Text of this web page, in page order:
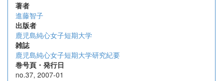
著者
進藤智子
出版者
鹿児島純心女子短期大学
雑誌
鹿児島純心女子短期大学研究紀要
巻号頁・発行日
no.37, 2007-01